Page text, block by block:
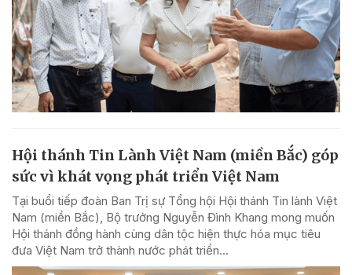
Hội thánh Tin Lành Việt Nam (miền Bắc) góp
sức vì khát vọng phát triển Việt Nam
Tại buổi tiếp đoàn Ban Trị sự Tổng hội Hội thánh Tin lành Việt
Nam (miền Bắc), Bộ trưởng Nguyễn Đình Khang mong muốn
Hội thánh đồng hành cùng dân tộc hiện thực hóa mục tiêu
đưa Việt Nam trở thành nước phát triển...